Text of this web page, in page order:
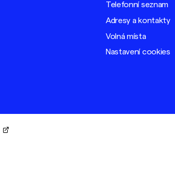
Telefonní seznam
Adresy a kontakty
Volná místa
Nastavení cookies